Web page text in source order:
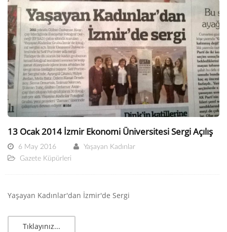
13 Ocak 2014 İzmir Ekonomi Üniversitesi Sergi Açılış
6 May 2016
Yaşayan Kadınlar
Gazete Küpürleri
Yaşayan Kadınlar'dan İzmir'de Sergi
Tıklayınız...